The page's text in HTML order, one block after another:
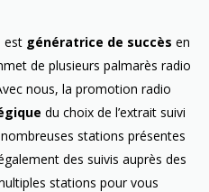
est génératrice de succès en
de plusieurs palmarès radio
nous, la promotion radio
du choix de l’extrait suivi
stations présentes
des suivis auprès des
stations pour vous